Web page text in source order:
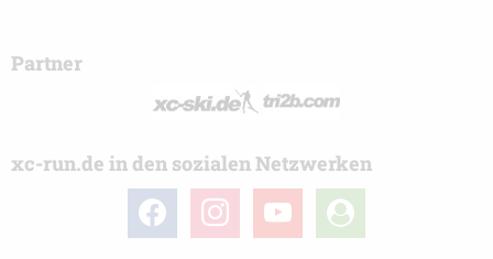
Partner
xc-run.de in den sozialen Netzwerken
facebook instagramyoutube
user-
circle